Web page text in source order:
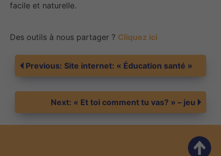
facile et naturelle.
Des outils à nous partager ? Cliquez ici
Navigation
de
l’article
Previous: Site internet: « Éducation santé »
Next: « Et toi comment tu vas? » – jeu